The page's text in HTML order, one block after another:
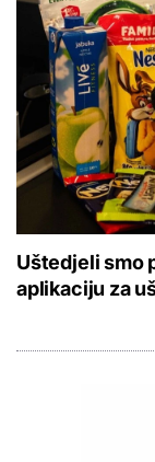
Uštedjeli smo
aplikaciju za